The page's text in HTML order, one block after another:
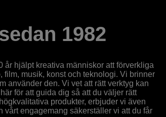
1982
år hjälpt kreativa människor att förverkliga
musik, konst och teknologi. Vi brinner
använder den. Vi vet att rätt verktyg kan
för att guida dig så att du väljer rätt
produkter, erbjuder vi även
vårt engagemang säkerställer vi att du får